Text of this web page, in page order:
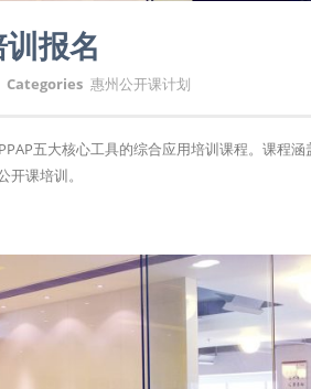
报名
Categories 惠州公开课计划
五大核心工具的综合应用培训课程。课程涵
课培训。